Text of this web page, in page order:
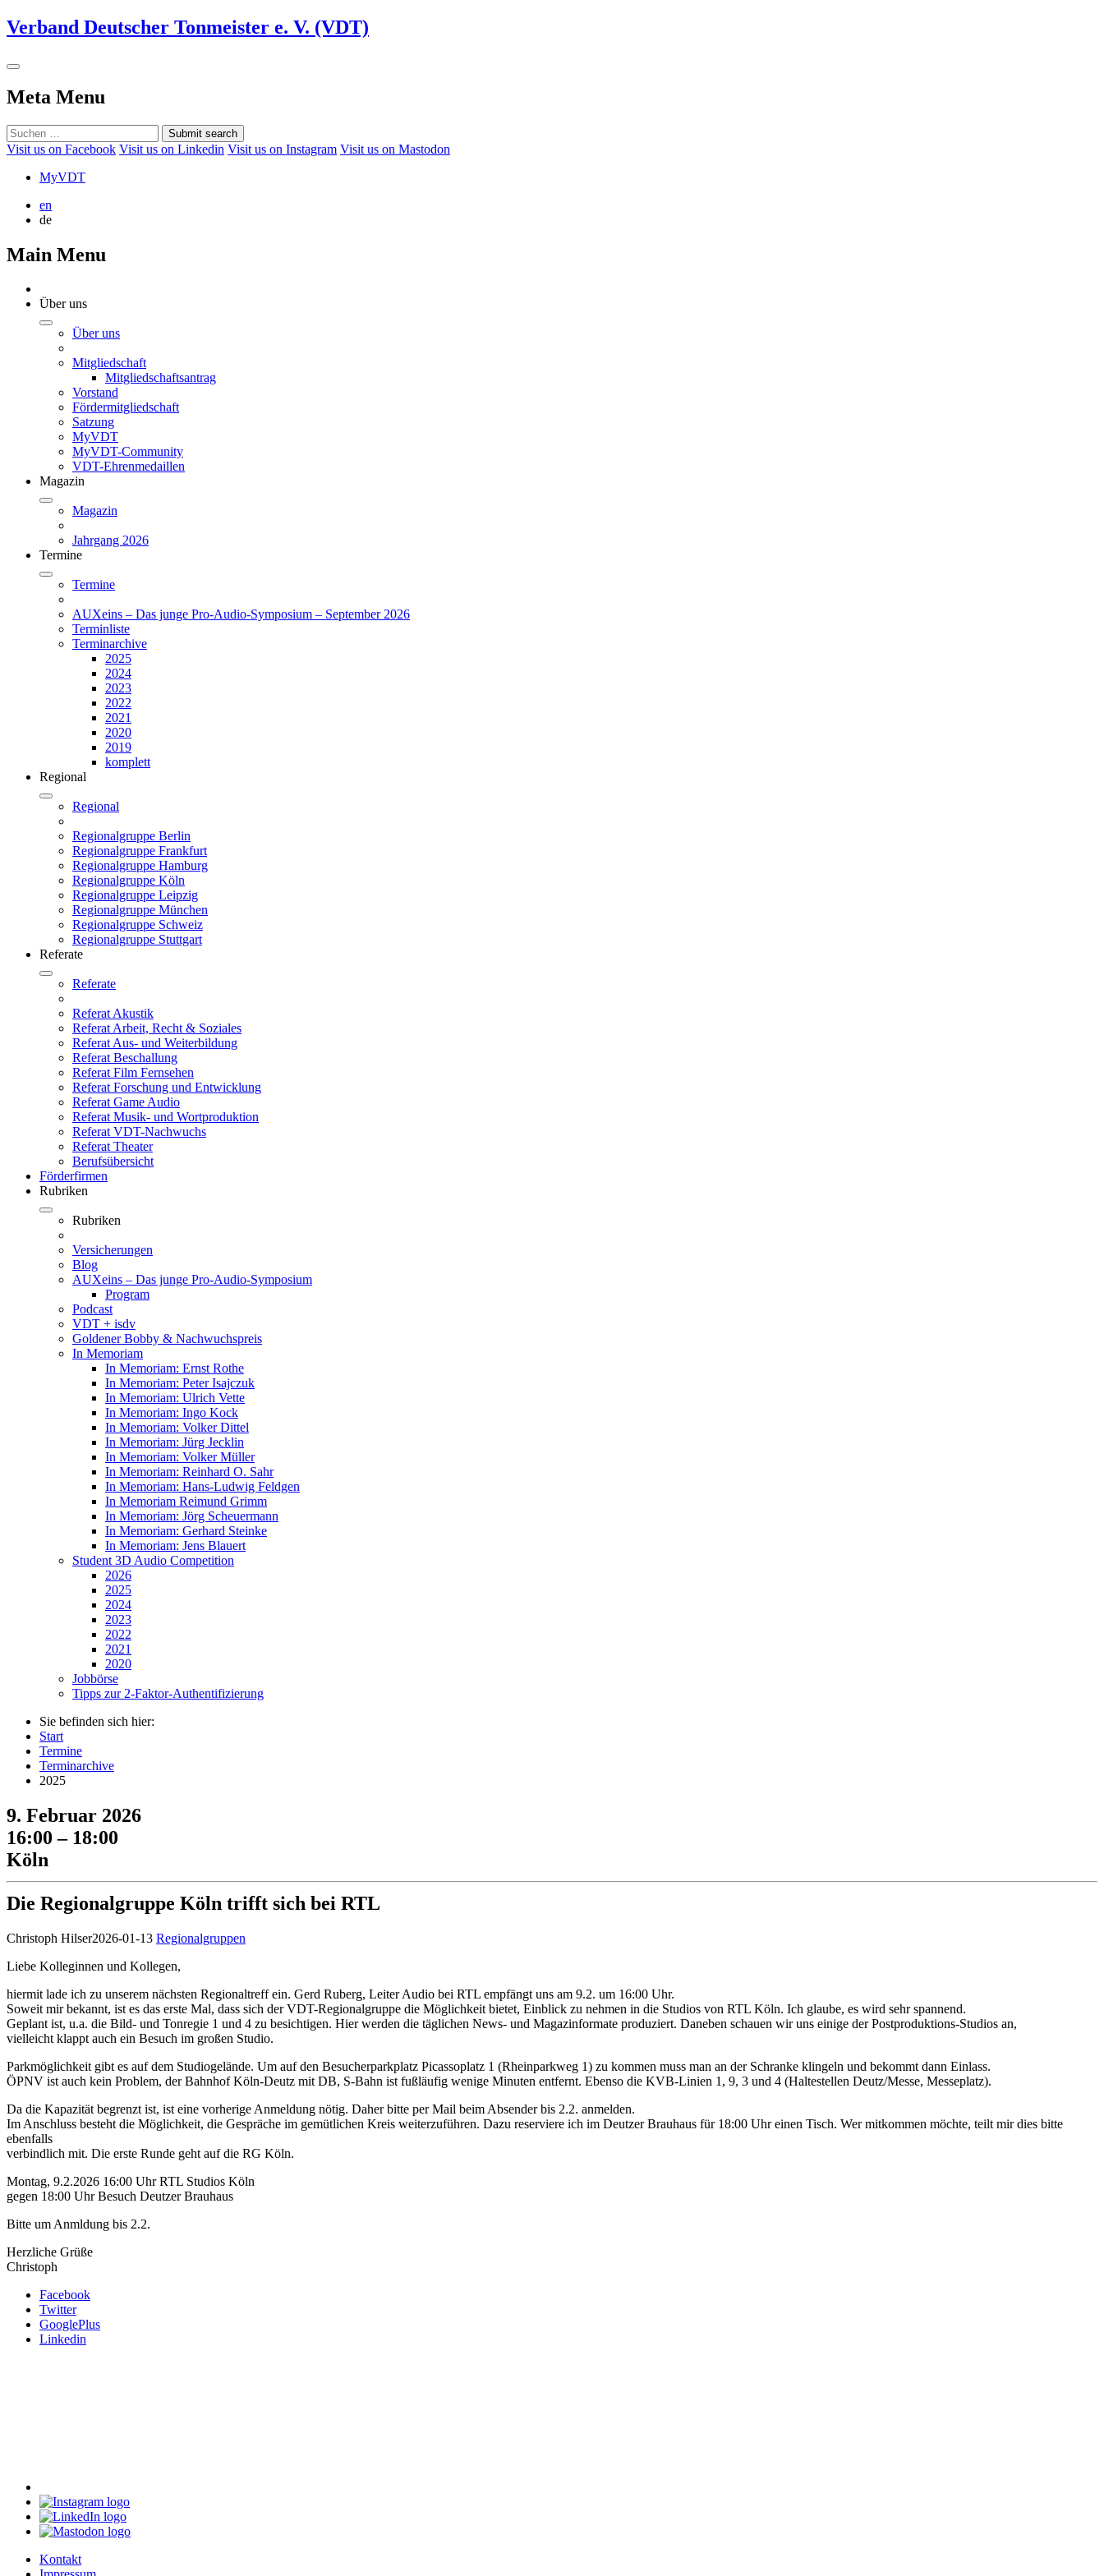
Verband Deutscher Tonmeister e. V. (VDT)
Meta Menu
Submit search
Visit us on Facebook Visit us on Linkedin Visit us on Instagram Visit us on Mastodon
MyVDT
en
de
Main Menu
Über uns
Über uns
Mitgliedschaft
Mitgliedschaftsantrag
Vorstand
Fördermitgliedschaft
Satzung
MyVDT
MyVDT-Community
VDT-Ehrenmedaillen
Magazin
Magazin
Jahrgang 2026
Termine
Termine
AUXeins – Das junge Pro-Audio-Symposium – September 2026
Terminliste
Terminarchive
2025
2024
2023
2022
2021
2020
2019
komplett
Regional
Regional
Regionalgruppe Berlin
Regionalgruppe Frankfurt
Regionalgruppe Hamburg
Regionalgruppe Köln
Regionalgruppe Leipzig
Regionalgruppe München
Regionalgruppe Schweiz
Regionalgruppe Stuttgart
Referate
Referate
Referat Akustik
Referat Arbeit, Recht & Soziales
Referat Aus- und Weiterbildung
Referat Beschallung
Referat Film Fernsehen
Referat Forschung und Entwicklung
Referat Game Audio
Referat Musik- und Wortproduktion
Referat VDT-Nachwuchs
Referat Theater
Berufsübersicht
Förderfirmen
Rubriken
Rubriken
Versicherungen
Blog
AUXeins – Das junge Pro-Audio-Symposium
Program
Podcast
VDT + isdv
Goldener Bobby & Nachwuchspreis
In Memoriam
In Memoriam: Ernst Rothe
In Memoriam: Peter Isajczuk
In Memoriam: Ulrich Vette
In Memoriam: Ingo Kock
In Memoriam: Volker Dittel
In Memoriam: Jürg Jecklin
In Memoriam: Volker Müller
In Memoriam: Reinhard O. Sahr
In Memoriam: Hans-Ludwig Feldgen
In Memoriam Reimund Grimm
In Memoriam: Jörg Scheuermann
In Memoriam: Gerhard Steinke
In Memoriam: Jens Blauert
Student 3D Audio Competition
2026
2025
2024
2023
2022
2021
2020
Jobbörse
Tipps zur 2-Faktor-Authentifizierung
Sie befinden sich hier:
Start
Termine
Terminarchive
2025
9. Februar 2026
16:00 – 18:00
Köln
Die Regionalgruppe Köln trifft sich bei RTL
Christoph Hilser2026-01-13 Regionalgruppen
Liebe Kolleginnen und Kollegen,
hiermit lade ich zu unserem nächsten Regionaltreff ein. Gerd Ruberg, Leiter Audio bei RTL empfängt uns am 9.2. um 16:00 Uhr.
Soweit mir bekannt, ist es das erste Mal, dass sich der VDT-Regionalgruppe die Möglichkeit bietet, Einblick zu nehmen in die Studios von RTL Köln. Ich glaube, es wird sehr spannend.
Geplant ist, u.a. die Bild- und Tonregie 1 und 4 zu besichtigen. Hier werden die täglichen News- und Magazinformate produziert. Daneben schauen wir uns einige der Postproduktions-Studios an,
vielleicht klappt auch ein Besuch im großen Studio.
Parkmöglichkeit gibt es auf dem Studiogelände. Um auf den Besucherparkplatz Picassoplatz 1 (Rheinparkweg 1) zu kommen muss man an der Schranke klingeln und bekommt dann Einlass.
ÖPNV ist auch kein Problem, der Bahnhof Köln-Deutz mit DB, S-Bahn ist fußläufig wenige Minuten entfernt. Ebenso die KVB-Linien 1, 9, 3 und 4 (Haltestellen Deutz/Messe, Messeplatz).
Da die Kapazität begrenzt ist, ist eine vorherige Anmeldung nötig. Daher bitte per Mail beim Absender bis 2.2. anmelden.
Im Anschluss besteht die Möglichkeit, die Gespräche im gemütlichen Kreis weiterzuführen. Dazu reserviere ich im Deutzer Brauhaus für 18:00 Uhr einen Tisch. Wer mitkommen möchte, teilt mir dies bitte
ebenfalls
verbindlich mit. Die erste Runde geht auf die RG Köln.
Montag, 9.2.2026 16:00 Uhr RTL Studios Köln
gegen 18:00 Uhr Besuch Deutzer Brauhaus
Bitte um Anmldung bis 2.2.
Herzliche Grüße
Christoph
Facebook
Twitter
GooglePlus
Linkedin
Kontakt